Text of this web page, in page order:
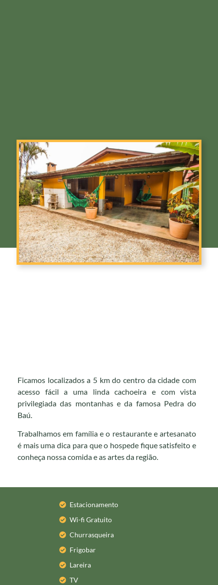
Ficamos localizados a 5 km do centro da cidade com
acesso fácil a uma linda cachoeira e com vista
privilegiada das montanhas e da famosa Pedra do
Baú.
Trabalhamos em família e o restaurante e artesanato
é mais uma dica para que o hospede fique satisfeito e
conheça nossa comida e as artes da região.
Estacionamento
Wi-fi Gratuito
Churrasqueira
Frigobar
Lareira
TV